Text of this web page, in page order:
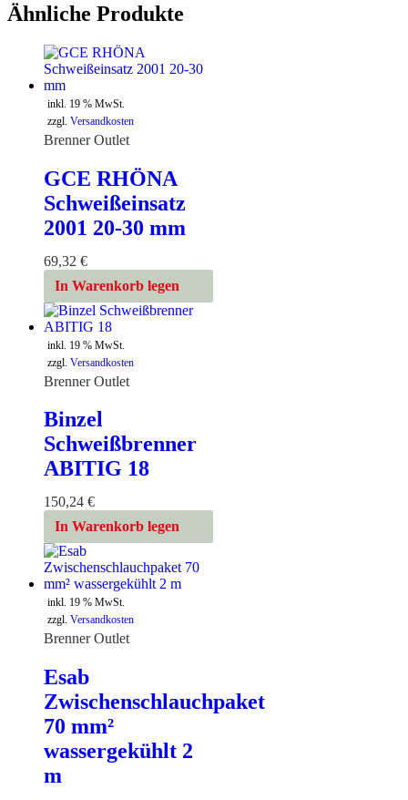
Ähnliche Produkte
inkl. 19 % MwSt.
zzgl. Versandkosten
Brenner Outlet
GCE RHÖNA
Schweißeinsatz
2001 20-30 mm
69,32 €
In Warenkorb legen
inkl. 19 % MwSt.
zzgl. Versandkosten
Brenner Outlet
Binzel
Schweißbrenner
ABITIG 18
150,24 €
In Warenkorb legen
inkl. 19 % MwSt.
zzgl. Versandkosten
Brenner Outlet
Esab
Zwischenschlauchpaket
70 mm²
wassergekühlt 2
m